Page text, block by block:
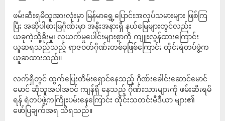
ဖမ်းဆီးရမိသူအားလုံးမှာ မြန်မာရွှေ့ပြောင်းအလုပ်သမားများ ဖြစ်ကြ
ပြီး အဆိုပါဓားမြဂိုဏ်းမှာ အနီးအနားရှိ နယ်မြေများတွင်လည်း
ယခုကဲ့သို့ခိုးမှု၊ လုယက်မှုပေါင်းများစွာကို ကျူးလွန်ထားကြောင်း
ယူဆရသည်သည့် ရာဇဝတ်ဂိုဏ်းတစ်ခုဖြစ်ကြောင်း ထိုင်းရဲတပ်ဖွဲ့က
ယူဆထားသည်။
လက်ရှိတွင် ထွက်ပြေးတိမ်းရှောင်နေသည့် ဂိုဏ်းခေါင်းဆောင်မောင်
မောင် ဆိုသူအပါအဝင် ကျန်ရှိ နေသည့် ဂိုဏ်းသားများကို ဖမ်းဆီးရမိ
ရန် ရဲတပ်ဖွဲ့ကကြိုးပမ်းနေကြောင်း ထိုင်းသတင်းမီဒီယာ များ၏
ဖော်ပြချက်အရ သိရသည်။